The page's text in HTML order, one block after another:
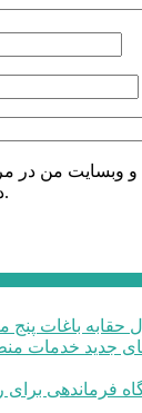
و وبسایت من در
دوباره دیدگاهی می‌نویسم.
حقابه باغات پنج